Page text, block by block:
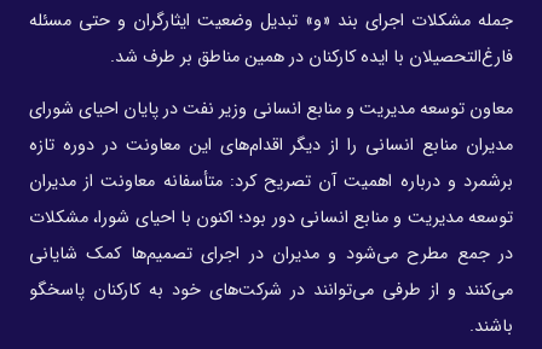
جمله مشکلات اجرای بند «و» تبدیل وضعیت ایثارگران و حتی مسئله
فارغ‌التحصیلان با ایده کارکنان در همین مناطق بر طرف شد.
معاون توسعه مدیریت و منابع انسانی وزیر نفت در پایان احیای شورای
مدیران منابع انسانی را از دیگر اقدام‌های این معاونت در دوره تازه
برشمرد و درباره اهمیت آن تصریح کرد: متأسفانه معاونت از مدیران
توسعه مدیریت و منابع انسانی دور بود؛ اکنون با احیای شورا، مشکلات
در جمع مطرح می‌شود و مدیران در اجرای تصمیم‌ها کمک شایانی
می‌کنند و از طرفی می‌توانند در شرکت‌های خود به کارکنان پاسخگو
باشند.